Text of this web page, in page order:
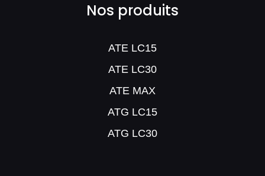
Nos produits
ATE LC15
ATE LC30
ATE MAX
ATG LC15
ATG LC30